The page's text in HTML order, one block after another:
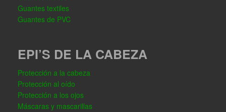
Guantes textiles
Guantes de PVC
EPI’S DE LA CABEZA
Protección a la cabeza
Protección al oído
Protección a los ojos
Máscaras y mascarillas